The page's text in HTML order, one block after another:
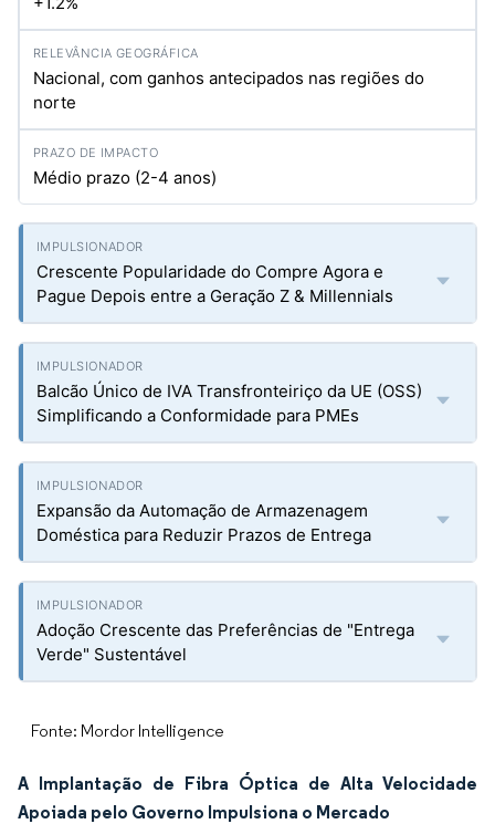
Nacional, com ganhos antecipados nas regiões do
norte
Médio prazo (2-4 anos)
Crescente Popularidade do Compre Agora e
Pague Depois entre a Geração Z & Millennials
Balcão Único de IVA Transfronteiriço da UE (OSS)
Simplificando a Conformidade para PMEs
Expansão da Automação de Armazenagem
Doméstica para Reduzir Prazos de Entrega
Adoção Crescente das Preferências de "Entrega
Verde" Sustentável
Fonte: Mordor Intelligence
A Implantação de Fibra Óptica de Alta Velocidade
Apoiada pelo Governo Impulsiona o Mercado